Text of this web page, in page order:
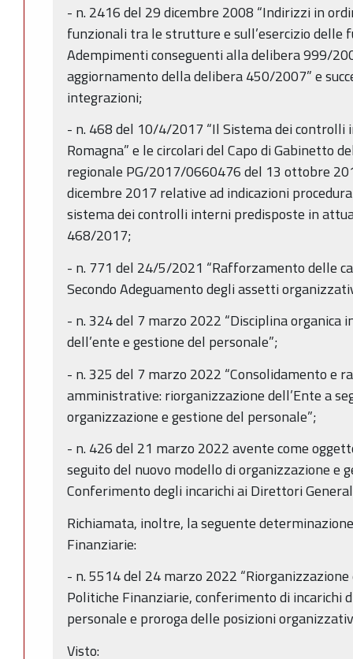
- n. 2416 del 29 dicembre 2008 “Indirizzi in
funzionali tra le strutture e sull’esercizio delle
Adempimenti conseguenti alla delibera 999/
aggiornamento della delibera 450/2007” e
integrazioni;
- n. 468 del 10/4/2017 “Il Sistema dei controlli
Romagna” e le circolari del Capo di Gabinetto
regionale PG/2017/0660476 del 13 ottobre
dicembre 2017 relative ad indicazioni
sistema dei controlli interni predisposte in
468/2017;
- n. 771 del 24/5/2021 “Rafforzamento delle
Secondo Adeguamento degli assetti
- n. 324 del 7 marzo 2022 “Disciplina organica
dell’ente e gestione del personale”;
- n. 325 del 7 marzo 2022 “Consolidamento e
amministrative: riorganizzazione dell’Ente a
organizzazione e gestione del personale”;
- n. 426 del 21 marzo 2022 avente come
seguito del nuovo modello di organizzazione e
Conferimento degli incarichi ai Direttori
Richiamata, inoltre, la seguente
Finanziarie:
- n. 5514 del 24 marzo 2022
Politiche Finanziarie, conferimento di incarichi
personale e proroga delle posizioni
Visto: